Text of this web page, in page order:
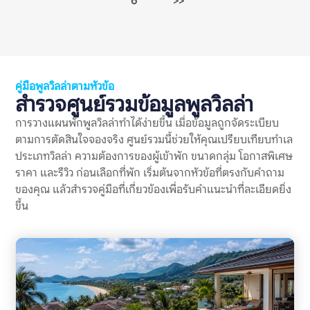
ไว้ก่อนหรือไม่ เจ้าของอธิบายอย่างไร และมีผู้เข้าพักคนอื่นเจอ
ปัญหาแบบเดียวกันซ้ำหรือเปล่า ทำไมข้อร้องเรียนเรื่องเงินมัดจำจึง
สำคัญ? พูลวิลล่ามักมีค่าใช้จ่ายสูงกว่าที่พักทั่วไป และมักจองเป็นก
ลุ่ม การวางเงินมัดจำจึงอาจเป็นจำนวนเงินที่ไม่น้อย หากเกิดความ
เข้าใจผิดเรื่องการคืนเงินหรือการหักเงิน อาจกระทบความรู้สึกของ
ทั้งกลุ่ม แม้ตัวบ้านจะดีหรือทริปโดยรวมจะสนุกก็ตาม ข้อร้องเรียน
เงินมัดจำพูลวิลล่าเป็นสัญญาณเตือนที่สำคัญ เพราะช่วยสะท้อน
หลายเรื่องพร้อมกัน ได้แก่ ความชัดเจนของกฎบ้าน ความโปร่งใส
ของค่าใช้จ่าย วิธีสื่อสารของเจ้าของที่พัก […]
คู่มือพูลวิลล่าตามหัวข้อ
สำรวจศูนย์รวมข้อมูลพูลวิลล่า
การวางแผนพักพูลวิลล่าทำได้ง่ายขึ้น เมื่อข้อมูลถูกจัดระเบียบ
ตามการตัดสินใจจองจริง ศูนย์รวมนี้ช่วยให้คุณเปรียบเทียบทำเล
ประเภทวิลล่า ความต้องการของผู้เข้าพัก ขนาดกลุ่ม โอกาสพิเศษ
ราคา และรีวิว ก่อนเลือกที่พัก เริ่มต้นจากหัวข้อที่ตรงกับคำถาม
ของคุณ แล้วสำรวจคู่มือที่เกี่ยวข้องเพื่อรับคำแนะนำที่ละเอียดยิ่ง
ขึ้น